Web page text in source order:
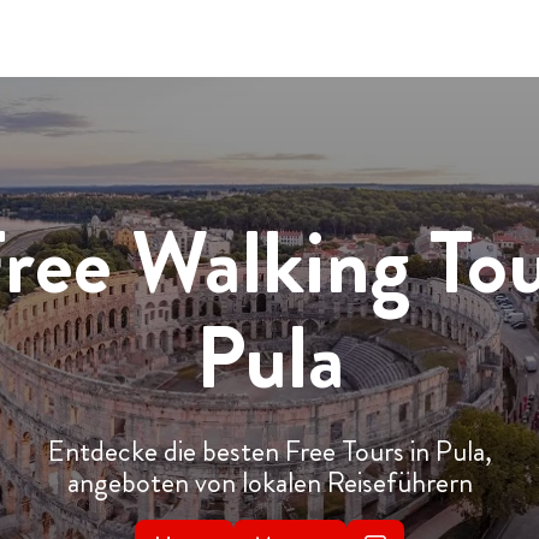
Walking
Pula
Entdecke die besten Free Tours in Pula,
angeboten von lokalen Reiseführern